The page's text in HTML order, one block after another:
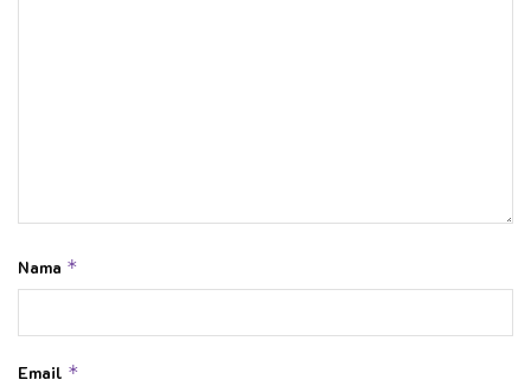
Nama *
Email *